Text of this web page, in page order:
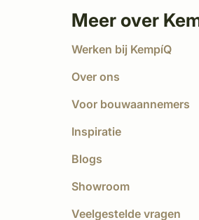
Meer over
Werken bij KempíQ
Over ons
Voor bouwaannemers
Inspiratie
Blogs
Showroom
Veelgestelde vragen